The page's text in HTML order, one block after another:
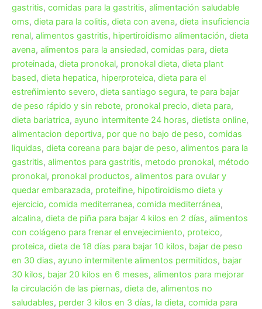
gastritis, comidas para la gastritis, alimentación saludable
oms, dieta para la colitis, dieta con avena, dieta insuficiencia
renal, alimentos gastritis, hipertiroidismo alimentación, dieta
avena, alimentos para la ansiedad, comidas para, dieta
proteinada, dieta pronokal, pronokal dieta, dieta plant
based, dieta hepatica, hiperproteica, dieta para el
estreñimiento severo, dieta santiago segura, te para bajar
de peso rápido y sin rebote, pronokal precio, dieta para,
dieta bariatrica, ayuno intermitente 24 horas, dietista online,
alimentacion deportiva, por que no bajo de peso, comidas
liquidas, dieta coreana para bajar de peso, alimentos para la
gastritis, alimentos para gastritis, metodo pronokal, método
pronokal, pronokal productos, alimentos para ovular y
quedar embarazada, proteifine, hipotiroidismo dieta y
ejercicio, comida mediterranea, comida mediterránea,
alcalina, dieta de piña para bajar 4 kilos en 2 días, alimentos
con colágeno para frenar el envejecimiento, proteico,
proteica, dieta de 18 días para bajar 10 kilos, bajar de peso
en 30 dias, ayuno intermitente alimentos permitidos, bajar
30 kilos, bajar 20 kilos en 6 meses, alimentos para mejorar
la circulación de las piernas, dieta de, alimentos no
saludables, perder 3 kilos en 3 días, la dieta, comida para